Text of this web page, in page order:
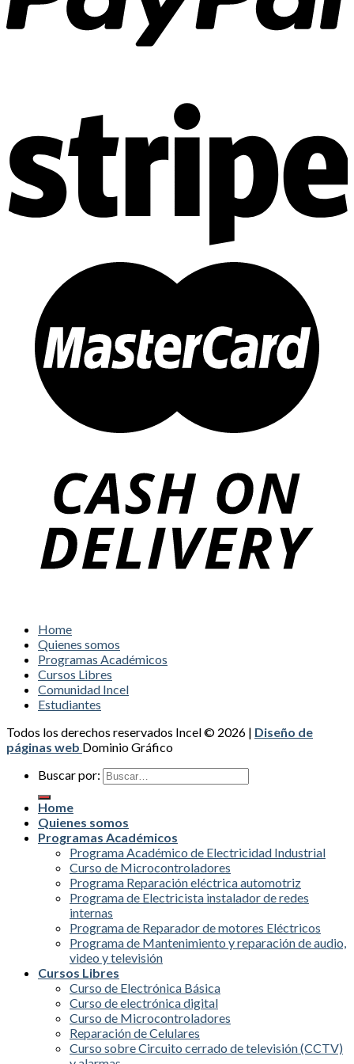
Home
Quienes somos
Programas Académicos
Cursos Libres
Comunidad Incel
Estudiantes
Todos los derechos reservados Incel © 2026 | Diseño de
páginas web Dominio Gráfico
Buscar por:
Home
Quienes somos
Programas Académicos
Programa Académico de Electricidad Industrial
Curso de Microcontroladores
Programa Reparación eléctrica automotriz
Programa de Electricista instalador de redes
internas
Programa de Reparador de motores Eléctricos
Programa de Mantenimiento y reparación de audio,
video y televisión
Cursos Libres
Curso de Electrónica Básica
Curso de electrónica digital
Curso de Microcontroladores
Reparación de Celulares
Curso sobre Circuito cerrado de televisión (CCTV)